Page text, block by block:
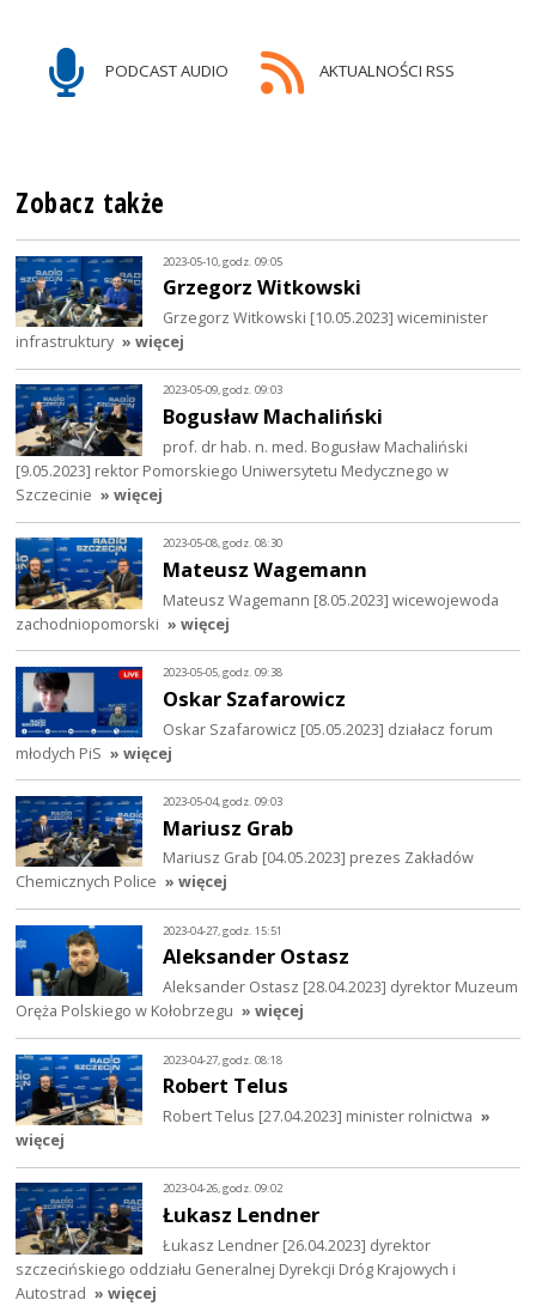
PODCAST AUDIO AKTUALNOŚCI RSS
Zobacz także
2023-05-10, godz. 09:05
Grzegorz Witkowski
Grzegorz Witkowski [10.05.2023] wiceminister
infrastruktury » więcej
2023-05-09, godz. 09:03
Bogusław Machaliński
prof. dr hab. n. med. Bogusław Machaliński
[9.05.2023] rektor Pomorskiego Uniwersytetu Medycznego w
Szczecinie » więcej
2023-05-08, godz. 08:30
Mateusz Wagemann
Mateusz Wagemann [8.05.2023] wicewojewoda
zachodniopomorski » więcej
2023-05-05, godz. 09:38
Oskar Szafarowicz
Oskar Szafarowicz [05.05.2023] działacz forum
młodych PiS » więcej
2023-05-04, godz. 09:03
Mariusz Grab
Mariusz Grab [04.05.2023] prezes Zakładów
Chemicznych Police » więcej
2023-04-27, godz. 15:51
Aleksander Ostasz
Aleksander Ostasz [28.04.2023] dyrektor Muzeum
Oręża Polskiego w Kołobrzegu » więcej
2023-04-27, godz. 08:18
Robert Telus
Robert Telus [27.04.2023] minister rolnictwa »
więcej
2023-04-26, godz. 09:02
Łukasz Lendner
Łukasz Lendner [26.04.2023] dyrektor
szczecińskiego oddziału Generalnej Dyrekcji Dróg Krajowych i
Autostrad » więcej